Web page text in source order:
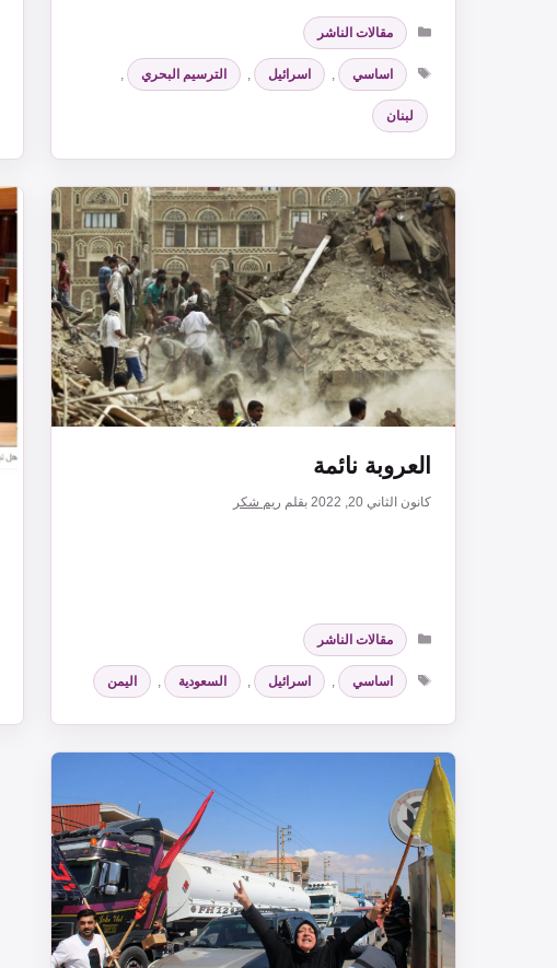
التصنيفات
مقالات الناشر
الوسوم
اساسي اسرائيل الترسيم البحري
لبنان
العروبة نائمة
كانون الثاني 20, 2022 بقلم ريم شكر
التصنيفات
مقالات الناشر
الوسوم
اساسي اسرائيل السعودية اليمن